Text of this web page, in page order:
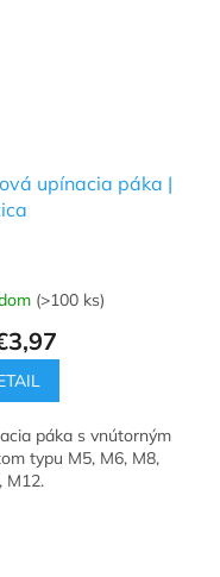
upínacia páka |
(>100 ks)
páka s vnútorným
typu M5, M6, M8,
M12.